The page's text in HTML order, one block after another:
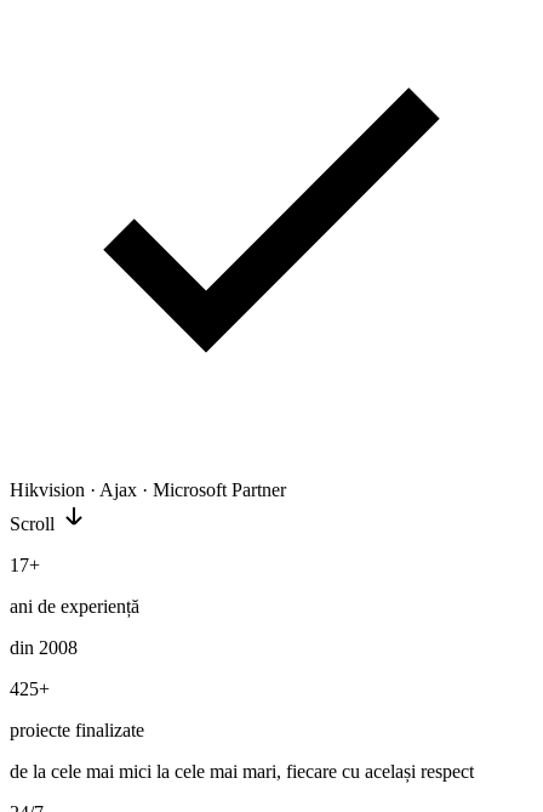
Hikvision · Ajax · Microsoft Partner
Scroll
17+
ani de experiență
din 2008
425+
proiecte finalizate
de la cele mai mici la cele mai mari, fiecare cu același respect